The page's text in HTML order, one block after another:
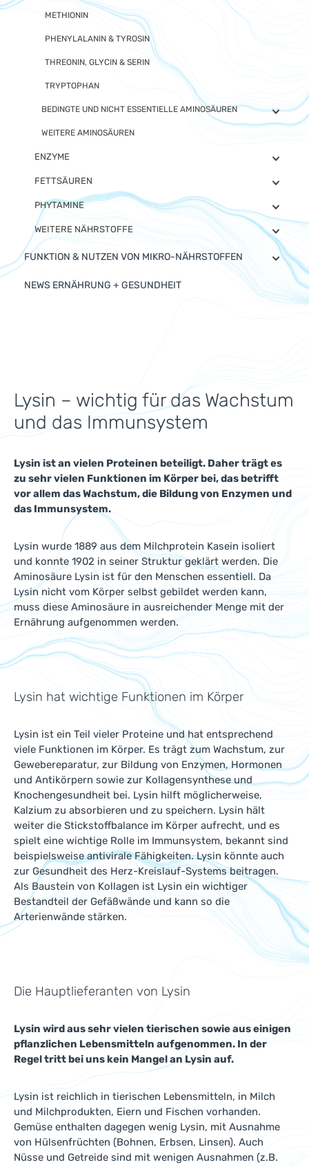
METHIONIN
PHENYLALANIN & TYROSIN
THREONIN, GLYCIN & SERIN
TRYPTOPHAN
BEDINGTE UND NICHT ESSENTIELLE AMINOSÄUREN
WEITERE AMINOSÄUREN
ENZYME
FETTSÄUREN
PHYTAMINE
WEITERE NÄHRSTOFFE
FUNKTION & NUTZEN VON MIKRO-NÄHRSTOFFEN
NEWS ERNÄHRUNG + GESUNDHEIT
Lysin – wichtig für das Wachstum
und das Immunsystem
Lysin ist an vielen Proteinen beteiligt. Daher trägt es
zu sehr vielen Funktionen im Körper bei, das betrifft
vor allem das Wachstum, die Bildung von Enzymen und
das Immunsystem.
Lysin wurde 1889 aus dem Milchprotein Kasein isoliert
und konnte 1902 in seiner Struktur geklärt werden. Die
Aminosäure Lysin ist für den Menschen essentiell. Da
Lysin nicht vom Körper selbst gebildet werden kann,
muss diese Aminosäure in ausreichender Menge mit der
Ernährung aufgenommen werden.
Lysin hat wichtige Funktionen im Körper
Lysin ist ein Teil vieler Proteine und hat entsprechend
viele Funktionen im Körper. Es trägt zum Wachstum, zur
Gewebereparatur, zur Bildung von Enzymen, Hormonen
und Antikörpern sowie zur Kollagensynthese und
Knochengesundheit bei. Lysin hilft möglicherweise,
Kalzium zu absorbieren und zu speichern. Lysin hält
weiter die Stickstoffbalance im Körper aufrecht, und es
spielt eine wichtige Rolle im Immunsystem, bekannt sind
beispielsweise antivirale Fähigkeiten. Lysin könnte auch
zur Gesundheit des Herz-Kreislauf-Systems beitragen.
Als Baustein von Kollagen ist Lysin ein wichtiger
Bestandteil der Gefäßwände und kann so die
Arterienwände stärken.
Die Hauptlieferanten von Lysin
Lysin wird aus sehr vielen tierischen sowie aus einigen
pflanzlichen Lebensmitteln aufgenommen. In der
Regel tritt bei uns kein Mangel an Lysin auf.
Lysin ist reichlich in tierischen Lebensmitteln, in Milch
und Milchprodukten, Eiern und Fischen vorhanden.
Gemüse enthalten dagegen wenig Lysin, mit Ausnahme
von Hülsenfrüchten (Bohnen, Erbsen, Linsen). Auch
Nüsse und Getreide sind mit wenigen Ausnahmen (z.B.